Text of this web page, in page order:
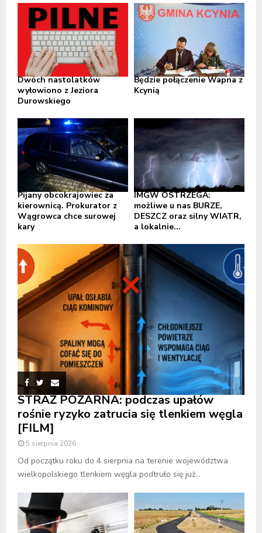
Dwóch nastolatków
wyłowiono z Jeziora
Durowskiego
Będzie połączenie Wapna z
Kcynią
Pijany obcokrajowiec za
kierownicą. Prokurator z
Wągrowca chce surowej
kary
IMGW OSTRZEGA:
możliwe u nas BURZE,
DESZCZ oraz silny WIATR,
a lokalnie...
STRAŻ POŻARNA: podczas upałów
rośnie ryzyko zatrucia się tlenkiem węgla
[FILM]
5 sierpnia 2026
Od początku roku do 4 sierpnia na terenie województwa
wielkopolskiego tlenkiem węgla podtruło się już...